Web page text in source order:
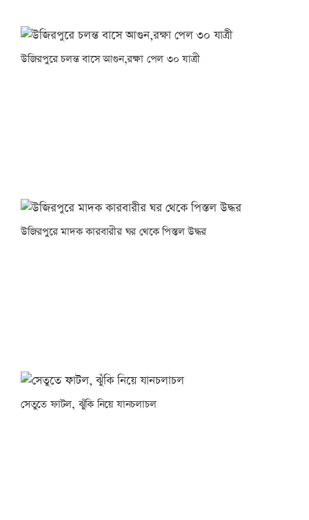
উজিরপুরে চলন্ত বাসে আগুন,রক্ষা পেল ৩০ যাত্রী
উজিরপুরে মাদক কারবারীর ঘর থেকে পিস্তল উদ্ধর
সেতুতে ফাটল, ঝুঁকি নিয়ে যানচলাচল